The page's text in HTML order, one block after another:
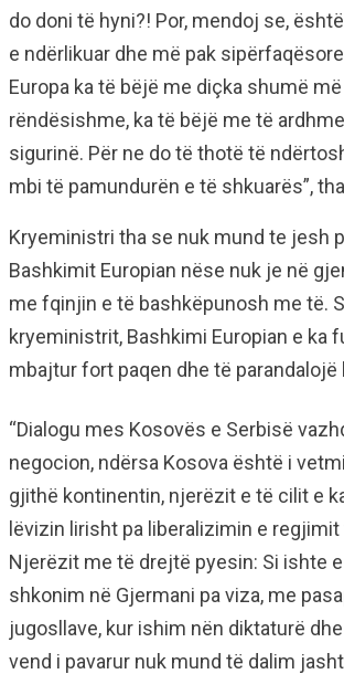
do doni të hyni?! Por, mendoj se,
e ndërlikuar dhe më pak
Europa ka të bëjë me diçka shumë
rëndësishme, ka të bëjë me të
sigurinë. Për ne do të thotë të
mbi të pamundurën e të shkuarës”,
Kryeministri tha se nuk mund te jesh
Bashkimit Europian nëse nuk je në
me fqinjin e të bashkëpunosh me të.
kryeministrit, Bashkimi Europian e ka
mbajtur fort paqen dhe të parandalojë
“Dialogu mes Kosovës e Serbisë
negocion, ndërsa Kosova është i
gjithë kontinentin, njerëzit e të cilit e
lëvizin lirisht pa liberalizimin e regjimit
Njerëzit me të drejtë pyesin: Si ishte
shkonim në Gjermani pa viza, me
jugosllave, kur ishim nën diktaturë
vend i pavarur nuk mund të dalim